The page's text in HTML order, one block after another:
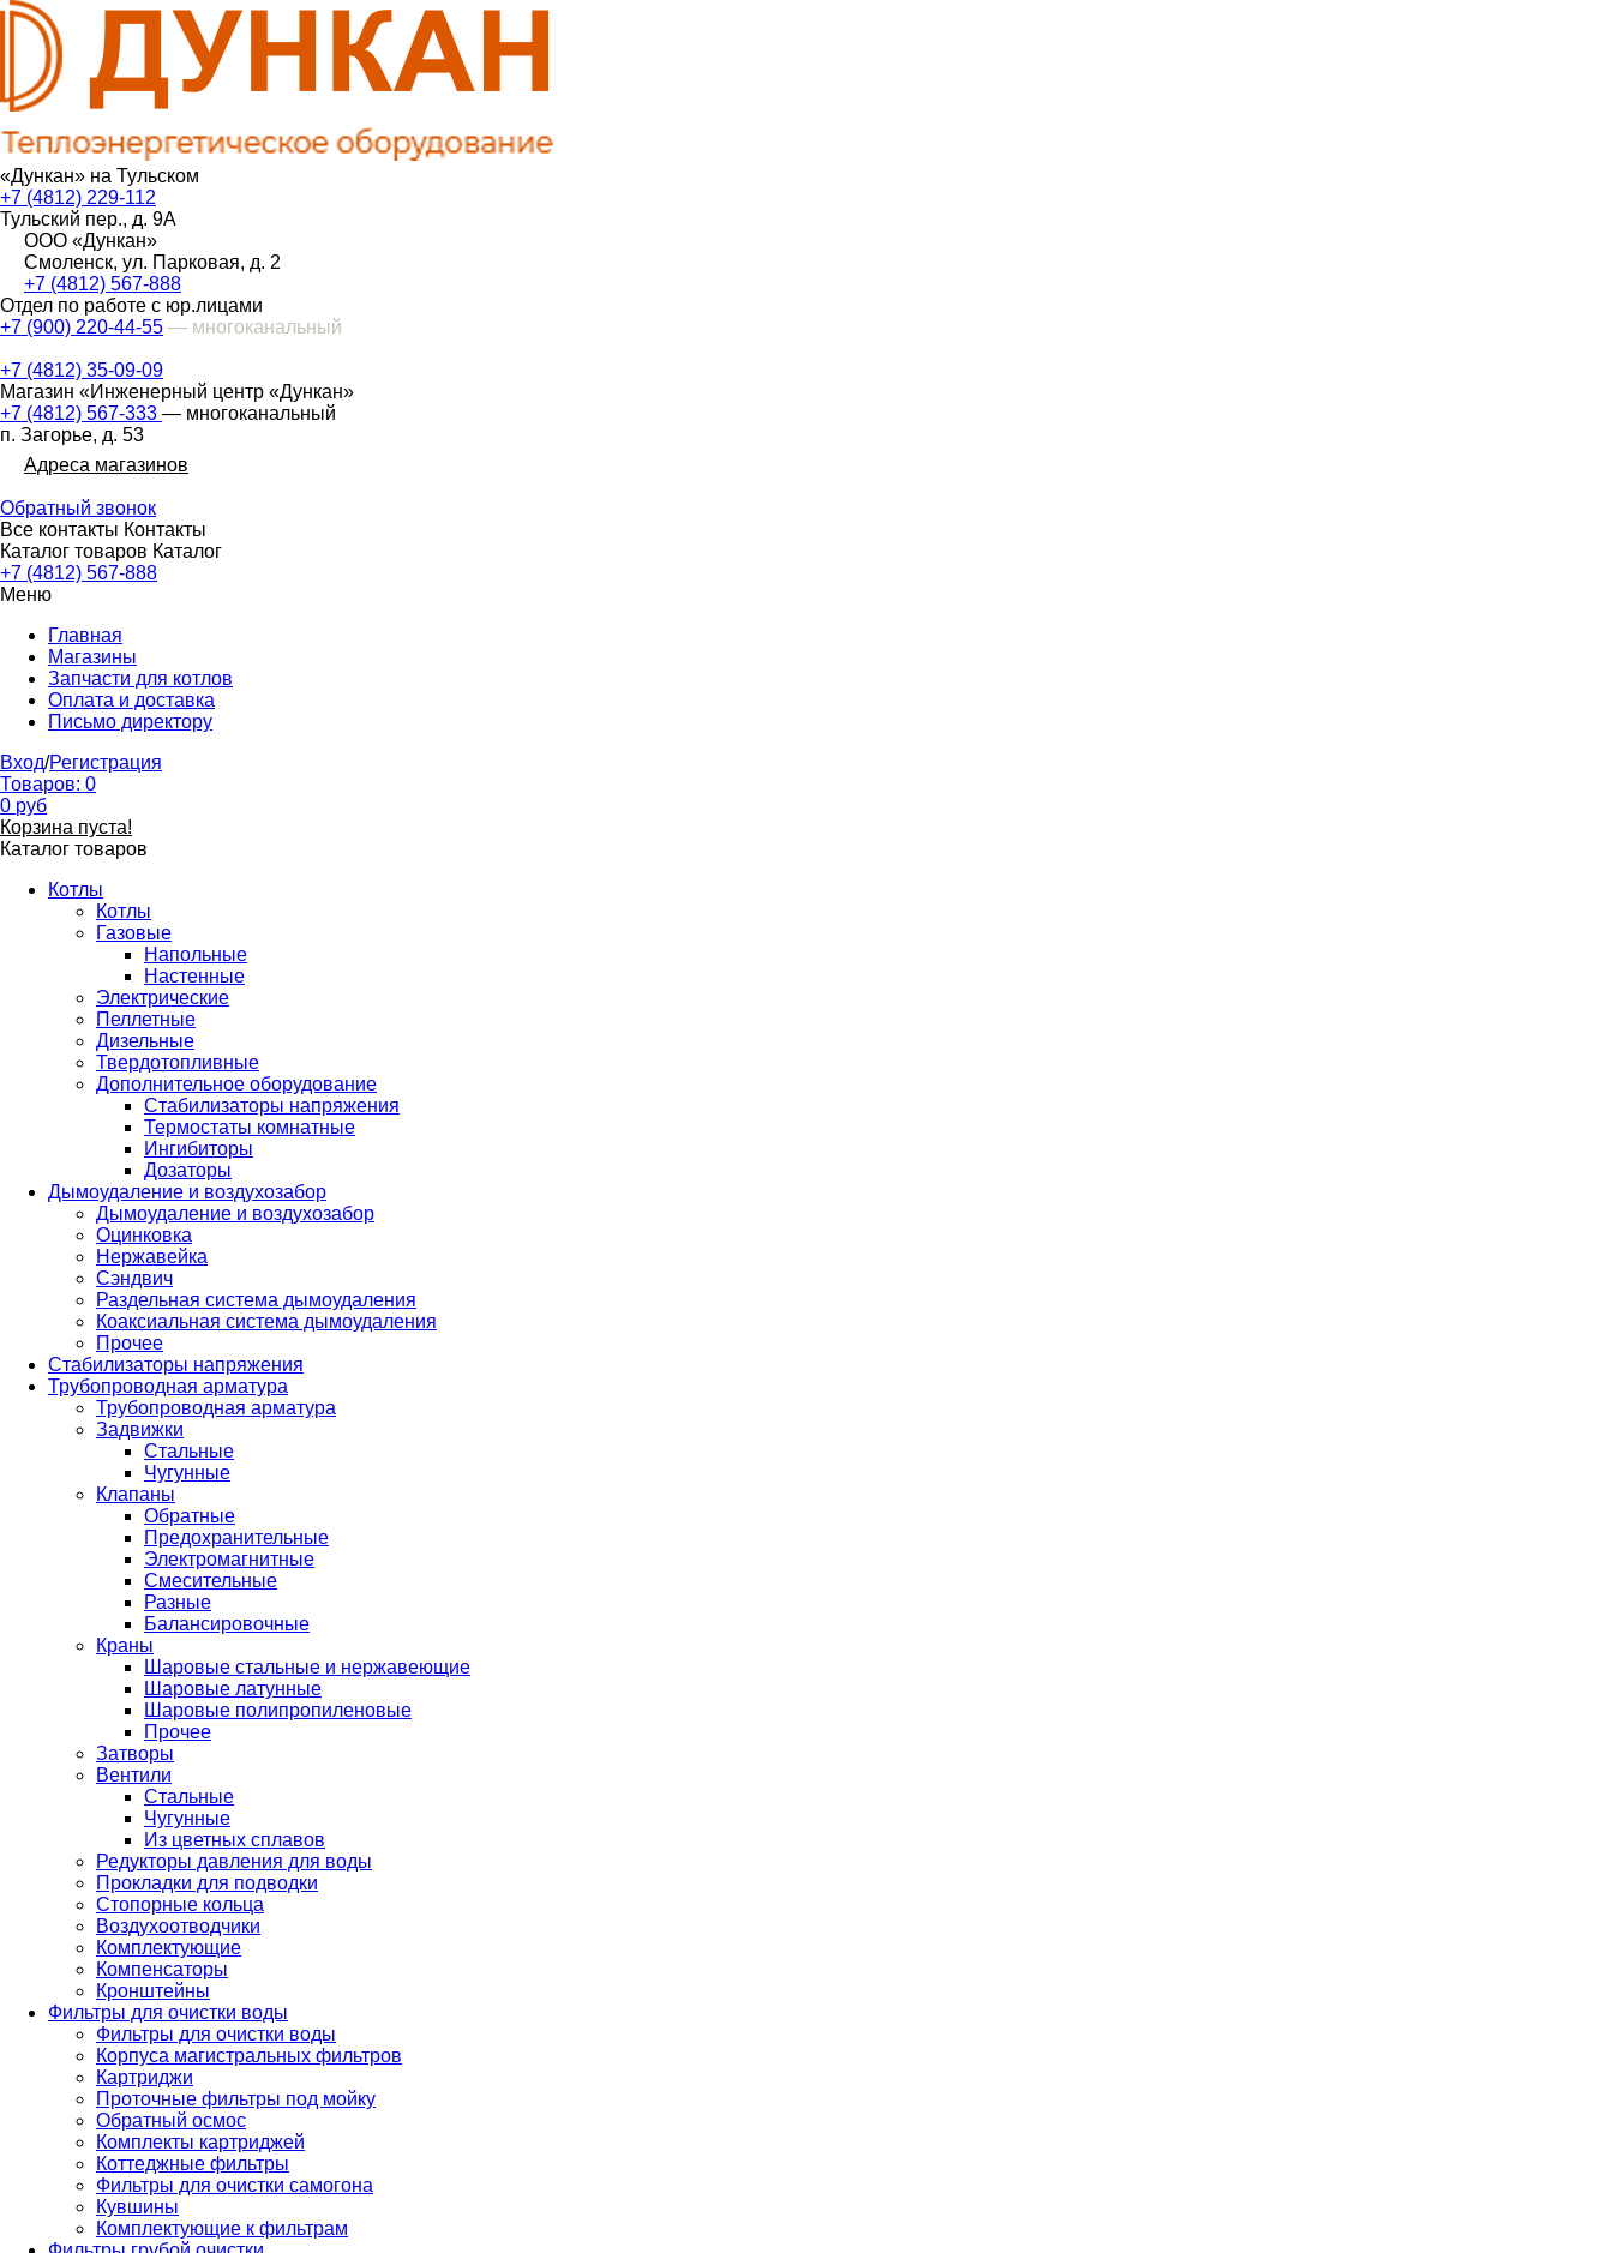
«Дункан» на Тульском
+7 (4812) 229-112
Тульский пер., д. 9А
ООО «Дункан»
Смоленск, ул. Парковая, д. 2
+7 (4812) 567-888
Отдел по работе с юр.лицами
+7 (900) 220-44-55 — многоканальный
+7 (4812) 35-09-09
Магазин «Инженерный центр «Дункан»
+7 (4812) 567-333 — многоканальный
п. Загорье, д. 53
Адреса магазинов
Обратный звонок
Все контакты Контакты
Каталог товаров Каталог
+7 (4812) 567-888
Меню
Главная
Магазины
Запчасти для котлов
Оплата и доставка
Письмо директору
Вход/Регистрация
Товаров: 0
0 руб
Корзина пуста!
Каталог товаров
Котлы
Котлы
Газовые
Напольные
Настенные
Электрические
Пеллетные
Дизельные
Твердотопливные
Дополнительное оборудование
Стабилизаторы напряжения
Термостаты комнатные
Ингибиторы
Дозаторы
Дымоудаление и воздухозабор
Дымоудаление и воздухозабор
Оцинковка
Нержавейка
Сэндвич
Раздельная система дымоудаления
Коаксиальная система дымоудаления
Прочее
Стабилизаторы напряжения
Трубопроводная арматура
Трубопроводная арматура
Задвижки
Стальные
Чугунные
Клапаны
Обратные
Предохранительные
Электромагнитные
Смесительные
Разные
Балансировочные
Краны
Шаровые стальные и нержавеющие
Шаровые латунные
Шаровые полипропиленовые
Прочее
Затворы
Вентили
Стальные
Чугунные
Из цветных сплавов
Редукторы давления для воды
Прокладки для подводки
Стопорные кольца
Воздухоотводчики
Комплектующие
Компенсаторы
Кронштейны
Фильтры для очистки воды
Фильтры для очистки воды
Корпуса магистральных фильтров
Картриджи
Проточные фильтры под мойку
Обратный осмос
Комплекты картриджей
Коттеджные фильтры
Фильтры для очистки самогона
Кувшины
Комплектующие к фильтрам